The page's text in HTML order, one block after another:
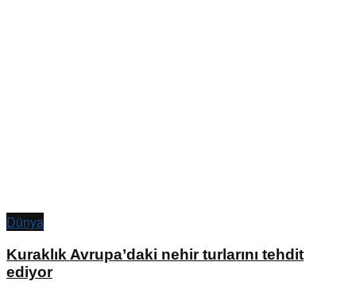
Dünya
Kuraklık Avrupa’daki nehir turlarını tehdit
ediyor